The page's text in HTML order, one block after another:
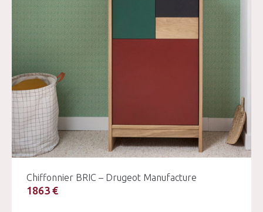
Chiffonnier BRIC – Drugeot Manufacture
1863 €